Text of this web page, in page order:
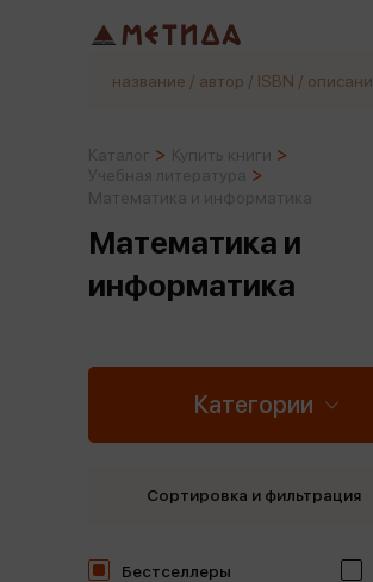
Математика и
информатика
Категории
Бестселлеры
Сортировка и фильтрация